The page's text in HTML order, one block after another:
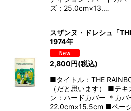
ズ：25.0cm×13.…
スザンヌ・ドレシュ「
1974年
2,800円(税込)
■タイトル：THE
（だと思います） ■テ
ン：ハードカバー ＊カ
22.0cm×15.5cm ■ペー